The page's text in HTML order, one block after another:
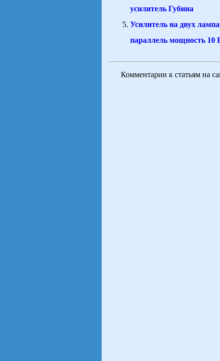
усилитель Губина
Усилитель на двух
параллель мощность 10
Комментарии к статьям на